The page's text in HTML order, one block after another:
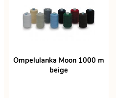
Ompelulanka Moon 1000 m
beige